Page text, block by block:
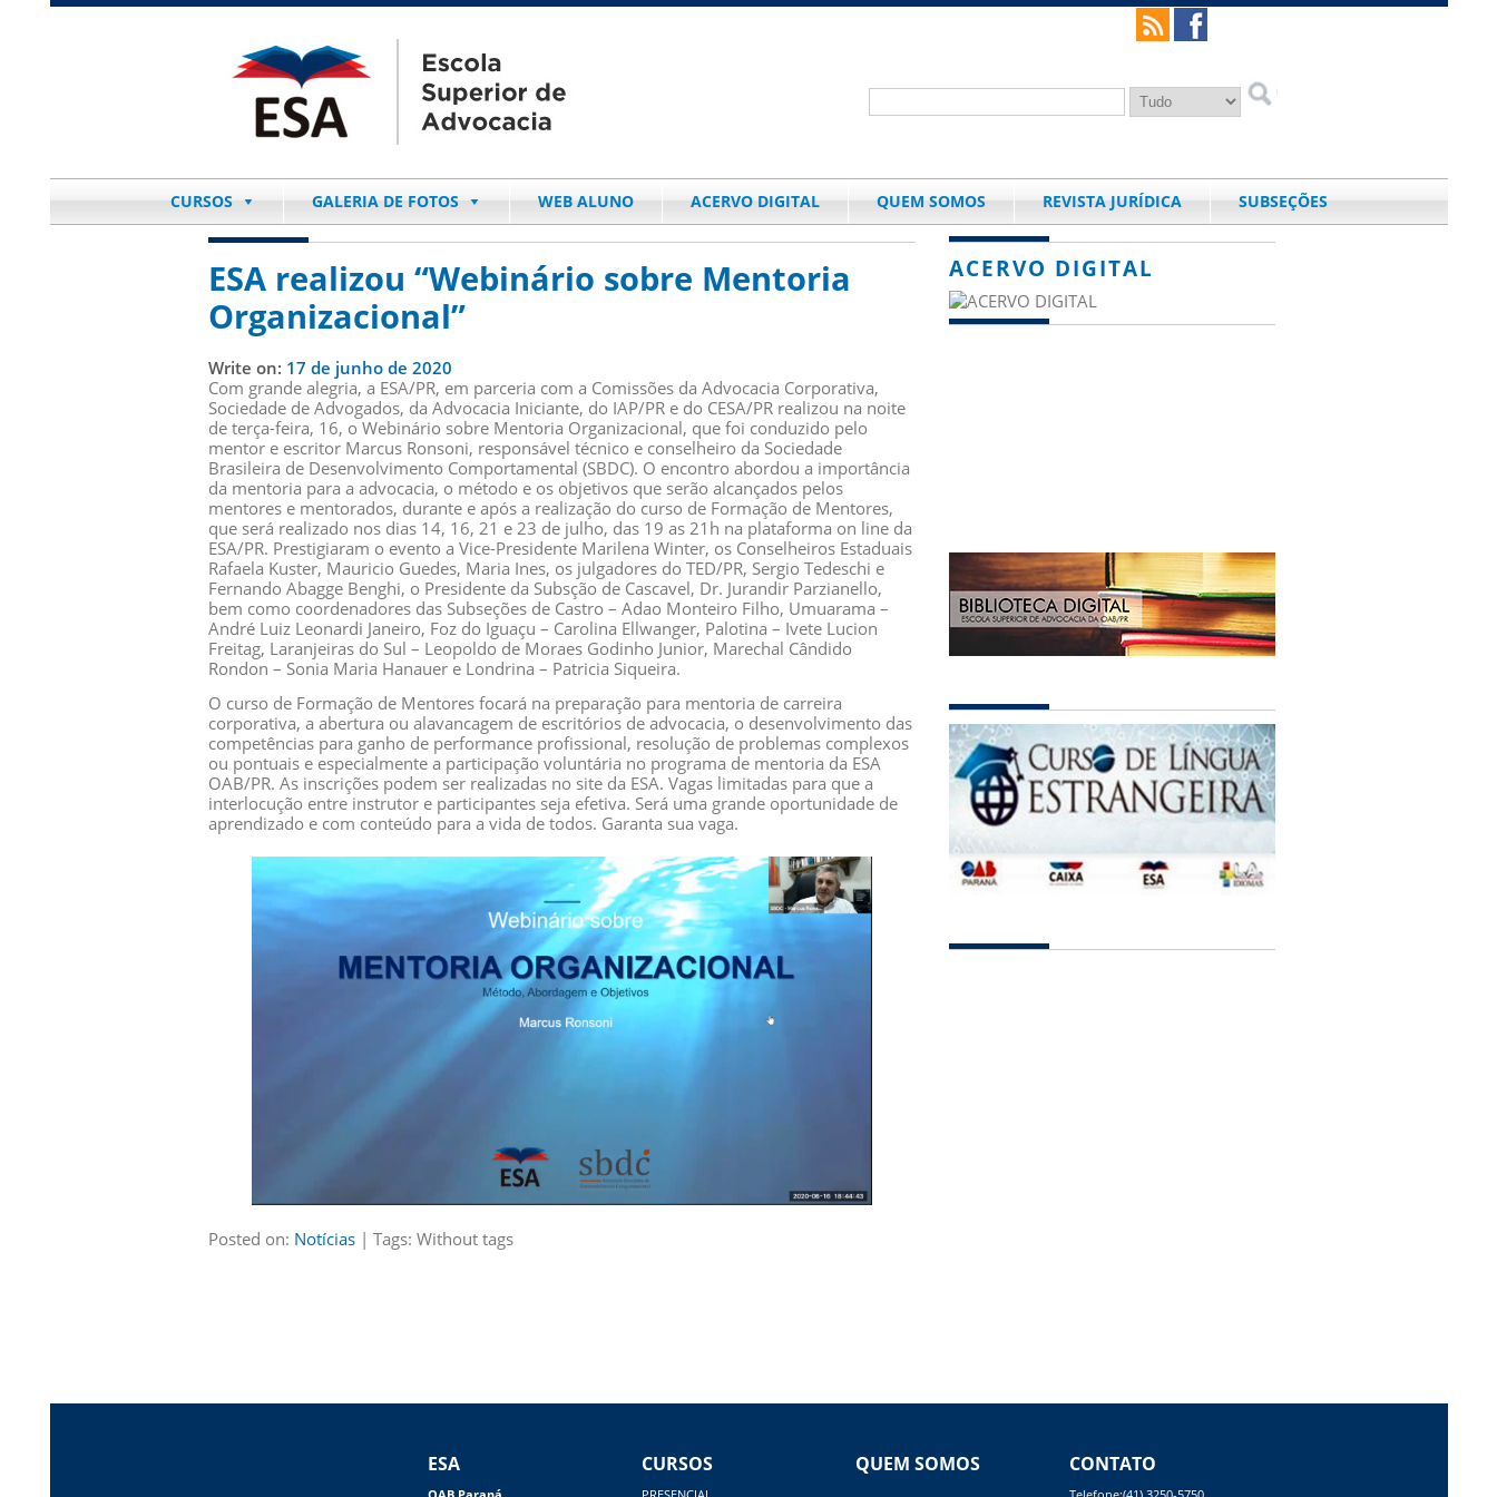
CURSOS GALERIA DE FOTOS WEB ALUNO ACERVO DIGITAL QUEM SOMOS REVISTA JURÍDICA SUBSEÇÕES
ESA realizou “Webinário sobre Mentoria
Organizacional”
Write on: 17 de junho de 2020
Com grande alegria, a ESA/PR, em parceria com a Comissões da Advocacia Corporativa,
Sociedade de Advogados, da Advocacia Iniciante, do IAP/PR e do CESA/PR realizou na noite
de terça-feira, 16, o Webinário sobre Mentoria Organizacional, que foi conduzido pelo
mentor e escritor Marcus Ronsoni, responsável técnico e conselheiro da Sociedade
Brasileira de Desenvolvimento Comportamental (SBDC). O encontro abordou a importância
da mentoria para a advocacia, o método e os objetivos que serão alcançados pelos
mentores e mentorados, durante e após a realização do curso de Formação de Mentores,
que será realizado nos dias 14, 16, 21 e 23 de julho, das 19 as 21h na plataforma on line da
ESA/PR. Prestigiaram o evento a Vice-Presidente Marilena Winter, os Conselheiros Estaduais
Rafaela Kuster, Mauricio Guedes, Maria Ines, os julgadores do TED/PR, Sergio Tedeschi e
Fernando Abagge Benghi, o Presidente da Subsção de Cascavel, Dr. Jurandir Parzianello,
bem como coordenadores das Subseções de Castro – Adao Monteiro Filho, Umuarama –
André Luiz Leonardi Janeiro, Foz do Iguaçu – Carolina Ellwanger, Palotina – Ivete Lucion
Freitag, Laranjeiras do Sul – Leopoldo de Moraes Godinho Junior, Marechal Cândido
Rondon – Sonia Maria Hanauer e Londrina – Patricia Siqueira.
O curso de Formação de Mentores focará na preparação para mentoria de carreira
corporativa, a abertura ou alavancagem de escritórios de advocacia, o desenvolvimento das
competências para ganho de performance profissional, resolução de problemas complexos
ou pontuais e especialmente a participação voluntária no programa de mentoria da ESA
OAB/PR. As inscrições podem ser realizadas no site da ESA. Vagas limitadas para que a
interlocução entre instrutor e participantes seja efetiva. Será uma grande oportunidade de
aprendizado e com conteúdo para a vida de todos. Garanta sua vaga.
Posted on: Notícias | Tags: Without tags
ACERVO DIGITAL
ESA CURSOS QUEM SOMOS CONTATO